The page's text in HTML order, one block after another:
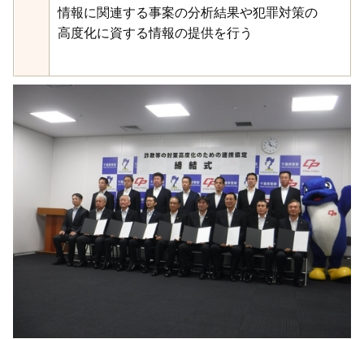
情報に関連する事案の分析結果や犯罪対策の
高度化に資する情報の提供を行う